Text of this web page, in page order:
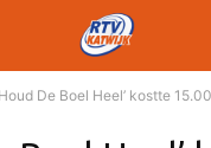
De Boel Heel’ kostte